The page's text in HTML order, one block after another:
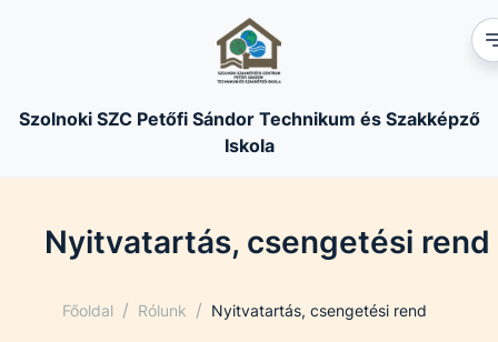
Szolnoki SZC Petőfi Sándor Technikum és Szakképző
Iskola
Nyitvatartás, csengetési rend
Főoldal / Rólunk / Nyitvatartás, csengetési rend